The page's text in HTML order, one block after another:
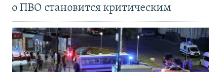
о ПВО становится критическим